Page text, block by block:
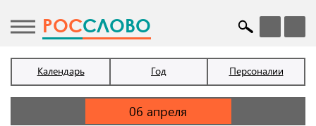
POCСЛОВО
Календарь Год Персоналии